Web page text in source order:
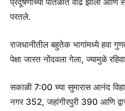
प्रदूषणाच्या पातळीत वाढ झाली आणि
परतले.
राजधानीतील बहुतेक भागांमध्ये हवा
पेक्षा जास्त नोंदवला गेला, ज्यामुळे
सकाळी 7:00 च्या सुमारास आनंद
नगर 352, जहांगीरपुरी 390 आणि